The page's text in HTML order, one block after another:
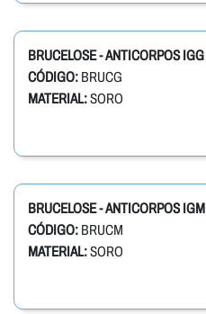
BRUCELOSE - ANTICORPOS IGG
CÓDIGO: BRUCG
MATERIAL:SORO
BRUCELOSE - ANTICORPOS IGM
CÓDIGO: BRUCM
MATERIAL:SORO